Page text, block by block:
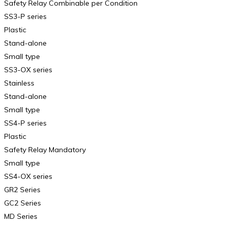
Safety Relay Combinable per Condition
SS3-P series
Plastic
Stand-alone
Small type
SS3-OX series
Stainless
Stand-alone
Small type
SS4-P series
Plastic
Safety Relay Mandatory
Small type
SS4-OX series
GR2 Series
GC2 Series
MD Series